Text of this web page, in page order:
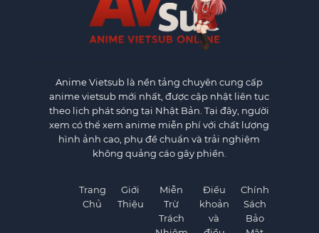
Anime Vietsub là nền tảng chuyên cung cấp
anime vietsub mới nhất, được cập nhật liên tục
theo lịch phát sóng tại Nhật Bản. Tại đây, người
xem có thể xem anime miễn phí với chất lượng
hình ảnh cao, phụ đề chuẩn và trải nghiệm
không quảng cáo gây phiền.
Trang
Chủ
Giới
Thiệu
Miễn
Trừ
Trách
Điều
khoản
và
Chính
Sách
Bảo